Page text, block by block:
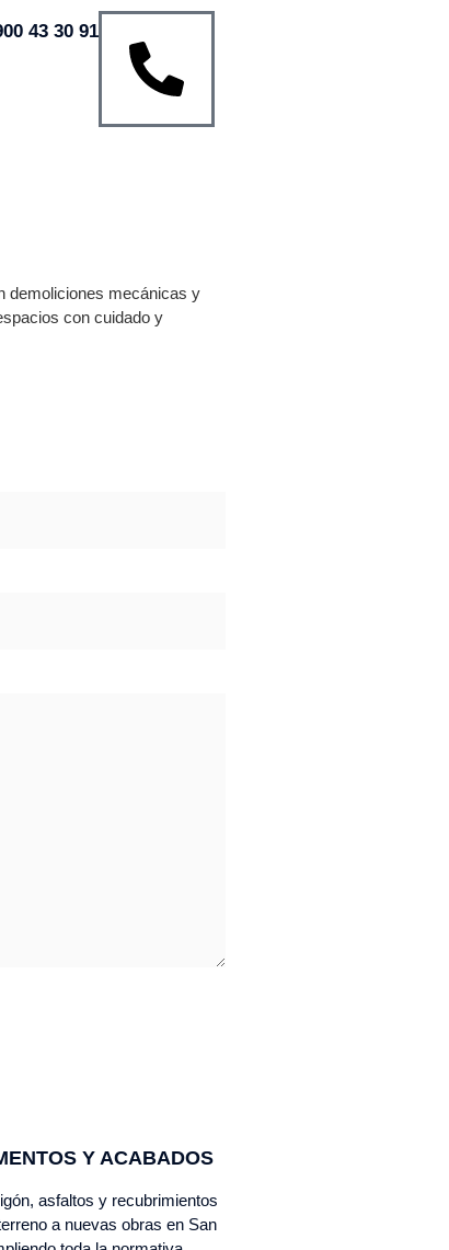
43 30 91
demoliciones mecánicas y
con cuidado y
Y ACABADOS
asfaltos y recubrimientos
a nuevas obras en San